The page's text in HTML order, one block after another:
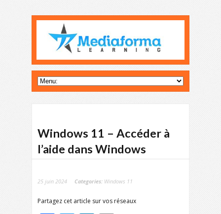
Windows 11 – Accéder à
l’aide dans Windows
25 juin 2024 Categories: Windows 11
Partagez cet article sur vos réseaux